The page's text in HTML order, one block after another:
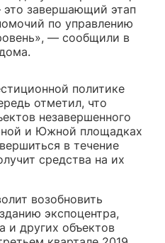
завершающий этап
по управлению
— сообщили в
политике
отметил, что
незавершенного
и Южной площадках
в течение
средства на их
возобновить
экспоцентра,
и других объектов